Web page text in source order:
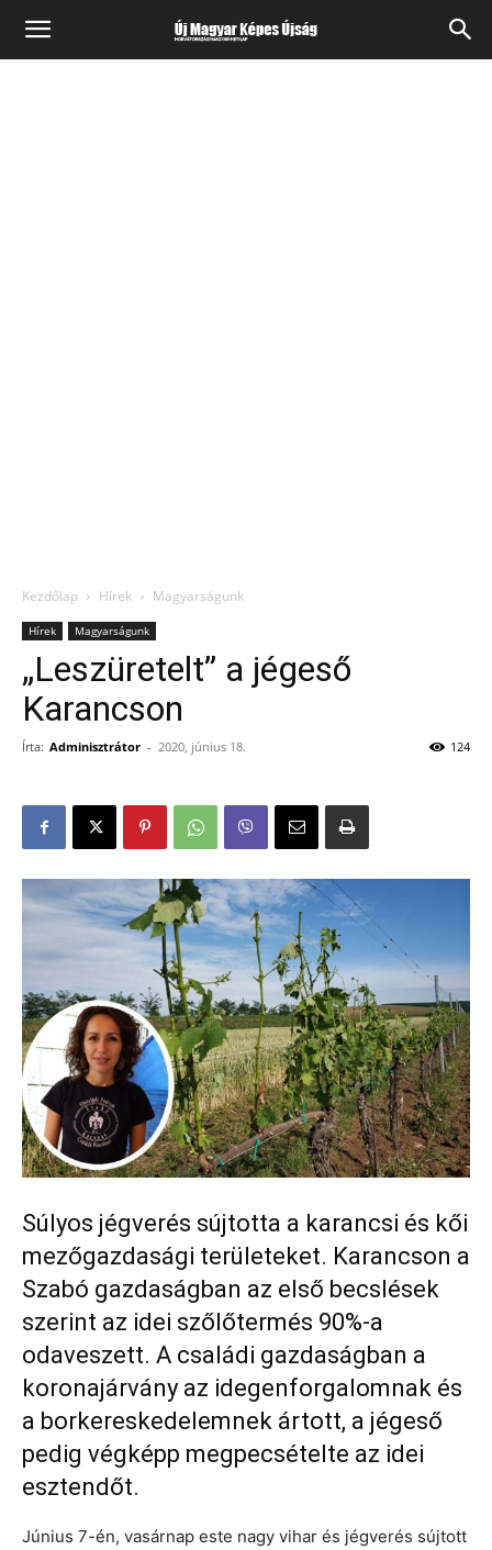
Kezdőlap Hírek Magyarságunk
Hírek Magyarságunk
„Leszüretelt” a jégeső
Karancson
Írta: Adminisztrátor - 2020, június 18. 124
Súlyos jégverés sújtotta a karancsi és kői
mezőgazdasági területeket. Karancson a
Szabó gazdaságban az első becslések
szerint az idei szőlőtermés 90%-a
odaveszett. A családi gazdaságban a
koronajárvány az idegenforgalomnak és
a borkereskedelemnek ártott, a jégeső
pedig végképp megpecsételte az idei
esztendőt.
Június 7-én, vasárnap este nagy vihar és jégverés sújtott